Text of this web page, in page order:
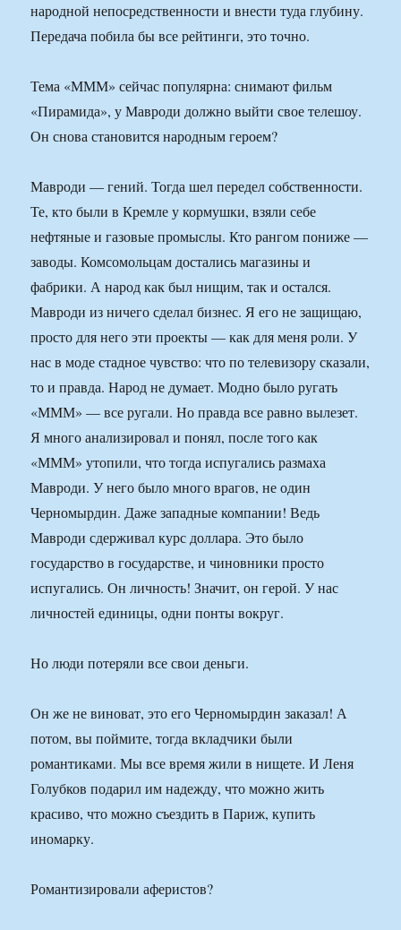
народной непосредственности и внести туда глубину.
Передача побила бы все рейтинги, это точно.
Тема «МММ» сейчас популярна: снимают фильм
«Пирамида», у Мавроди должно выйти свое телешоу.
Он снова становится народным героем?
Мавроди — гений. Тогда шел передел собственности.
Те, кто были в Кремле у кормушки, взяли себе
нефтяные и газовые промыслы. Кто рангом пониже —
заводы. Комсомольцам достались магазины и
фабрики. А народ как был нищим, так и остался.
Мавроди из ничего сделал бизнес. Я его не защищаю,
просто для него эти проекты — как для меня роли. У
нас в моде стадное чувство: что по телевизору сказали,
то и правда. Народ не думает. Модно было ругать
«МММ» — все ругали. Но правда все равно вылезет.
Я много анализировал и понял, после того как
«МММ» утопили, что тогда испугались размаха
Мавроди. У него было много врагов, не один
Черномырдин. Даже западные компании! Ведь
Мавроди сдерживал курс доллара. Это было
государство в государстве, и чиновники просто
испугались. Он личность! Значит, он герой. У нас
личностей единицы, одни понты вокруг.
Но люди потеряли все свои деньги.
Он же не виноват, это его Черномырдин заказал! А
потом, вы поймите, тогда вкладчики были
романтиками. Мы все время жили в нищете. И Леня
Голубков подарил им надежду, что можно жить
красиво, что можно съездить в Париж, купить
иномарку.
Романтизировали аферистов?